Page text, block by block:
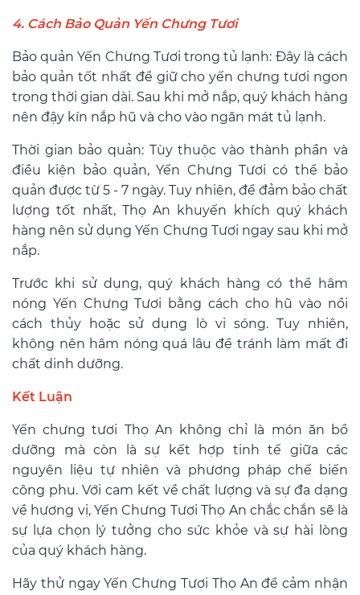
4. Cách Bảo Quản Yến Chưng Tươi
Bảo quản Yến Chưng Tươi trong tủ lạnh: Đây là cách
bảo quản tốt nhất để giữ cho yến chưng tươi ngon
trong thời gian dài. Sau khi mở nắp, quý khách hàng
nên đậy kín nắp hũ và cho vào ngăn mát tủ lạnh.
Thời gian bảo quản: Tùy thuộc vào thành phần và
điều kiện bảo quản, Yến Chưng Tươi có thể bảo
quản được từ 5 - 7 ngày. Tuy nhiên, để đảm bảo chất
lượng tốt nhất, Thọ An khuyến khích quý khách
hàng nên sử dụng Yến Chưng Tươi ngay sau khi mở
nắp.
Trước khi sử dụng, quý khách hàng có thể hâm
nóng Yến Chưng Tươi bằng cách cho hũ vào nồi
cách thủy hoặc sử dụng lò vi sóng. Tuy nhiên,
không nên hâm nóng quá lâu để tránh làm mất đi
chất dinh dưỡng.
Kết Luận
Yến chưng tươi Thọ An không chỉ là món ăn bổ
dưỡng mà còn là sự kết hợp tinh tế giữa các
nguyên liệu tự nhiên và phương pháp chế biến
công phu. Với cam kết về chất lượng và sự đa dạng
về hương vị, Yến Chưng Tươi Thọ An chắc chắn sẽ là
sự lựa chọn lý tưởng cho sức khỏe và sự hài lòng
của quý khách hàng.
Hãy thử ngay Yến Chưng Tươi Thọ An để cảm nhận